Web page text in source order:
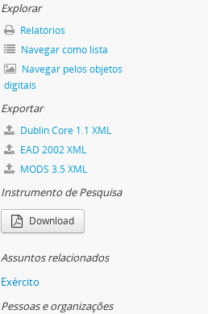
Explorar
Relatórios
Navegar como lista
Navegar pelos objetos
digitais
Exportar
Dublin Core 1.1 XML
EAD 2002 XML
MODS 3.5 XML
Instrumento de Pesquisa
Download
Assuntos relacionados
Exército
Pessoas e organizações